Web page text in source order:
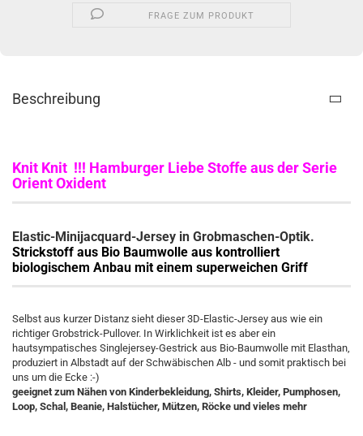
FRAGE ZUM PRODUKT
Beschreibung
Knit Knit !!! Hamburger Liebe Stoffe aus der Serie
Orient Oxident
Elastic-Minijacquard-Jersey in Grobmaschen-Optik.
Strickstoff aus Bio Baumwolle aus kontrolliert
biologischem Anbau mit einem superweichen Griff
Selbst aus kurzer Distanz sieht dieser 3D-Elastic-Jersey aus wie ein
richtiger Grobstrick-Pullover. In Wirklichkeit ist es aber ein
hautsympatisches Singlejersey-Gestrick aus Bio-Baumwolle mit Elasthan,
produziert in Albstadt auf der Schwäbischen Alb - und somit praktisch bei
uns um die Ecke :-)
geeignet zum Nähen von Kinderbekleidung, Shirts, Kleider, Pumphosen,
Loop, Schal, Beanie, Halstücher, Mützen, Röcke und vieles mehr